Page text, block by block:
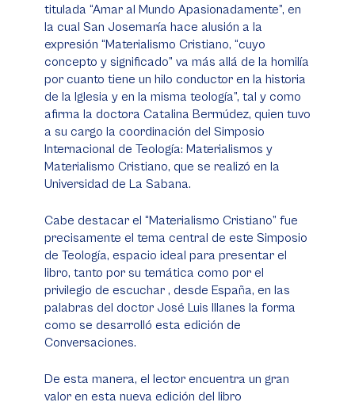
titulada “Amar al Mundo Apasionadamente”, en
la cual San Josemaría hace alusión a la
expresión “Materialismo Cristiano, “cuyo
concepto y significado” va más allá de la homilía
por cuanto tiene un hilo conductor en la historia
de la Iglesia y en la misma teología”, tal y como
afirma la doctora Catalina Bermúdez, quien tuvo
a su cargo la coordinación del Simposio
Internacional de Teología: Materialismos y
Materialismo Cristiano, que se realizó en la
Universidad de La Sabana.
Cabe destacar el “Materialismo Cristiano” fue
precisamente el tema central de este Simposio
de Teología, espacio ideal para presentar el
libro, tanto por su temática como por el
privilegio de escuchar , desde España, en las
palabras del doctor José Luis Illanes la forma
como se desarrolló esta edición de
Conversaciones.
De esta manera, el lector encuentra un gran
valor en esta nueva edición del libro